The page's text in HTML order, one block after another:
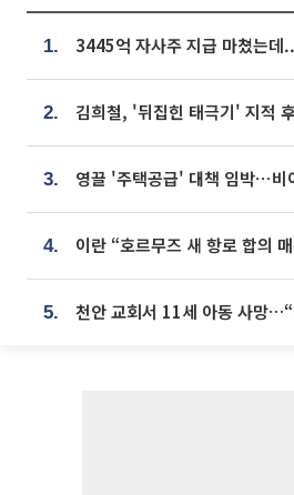
1.
2.
3.
4.
5.